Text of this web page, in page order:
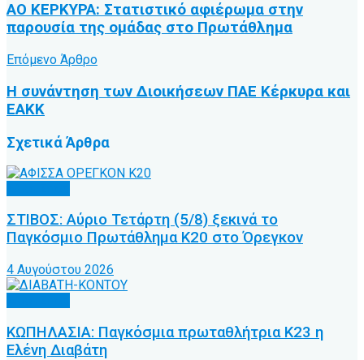
ΑΟ ΚΕΡΚΥΡΑ: Στατιστικό αφιέρωμα στην
παρουσία της ομάδας στο Πρωτάθλημα
Επόμενο Άρθρο
Η συνάντηση των Διοικήσεων ΠΑΕ Κέρκυρα και
ΕΑΚΚ
ΣχετικάΆρθρα
ΣΤΙΒΟΣ: Αύριο Τετάρτη (5/8) ξεκινά το
Παγκόσμιο Πρωτάθλημα Κ20 στο Όρεγκον
4 Αυγούστου 2026
ΚΩΠΗΛΑΣΙΑ: Παγκόσμια πρωταθλήτρια Κ23 η
Ελένη Διαβάτη